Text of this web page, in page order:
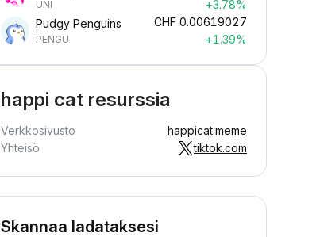
UNI
+3.78%
Pudgy Penguins
PENGU
CHF 0.00619027
+1.39%
happi cat resurssia
Verkkosivusto
happicat.meme
Yhteisö
tiktok.com
Skannaa ladataksesi